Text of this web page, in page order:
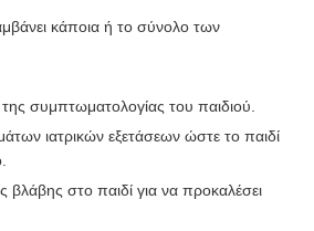
κάποια ή το σύνολο των
της συμπτωματολογίας του παιδιού.
ιατρικών εξετάσεων ώστε το παιδί
στο παιδί για να προκαλέσει